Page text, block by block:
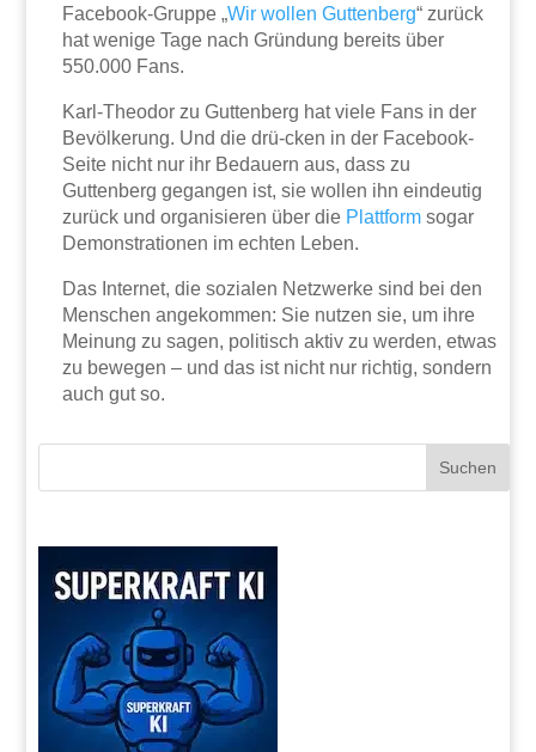
Facebook-Gruppe „Wir wollen Guttenberg“ zurück
hat wenige Tage nach Gründung bereits über
550.000 Fans.
Karl-Theodor zu Guttenberg hat viele Fans in der
Bevölkerung. Und die drü-cken in der Facebook-
Seite nicht nur ihr Bedauern aus, dass zu
Guttenberg gegangen ist, sie wollen ihn eindeutig
zurück und organisieren über die Plattform sogar
Demonstrationen im echten Leben.
Das Internet, die sozialen Netzwerke sind bei den
Menschen angekommen: Sie nutzen sie, um ihre
Meinung zu sagen, politisch aktiv zu werden, etwas
zu bewegen – und das ist nicht nur richtig, sondern
auch gut so.